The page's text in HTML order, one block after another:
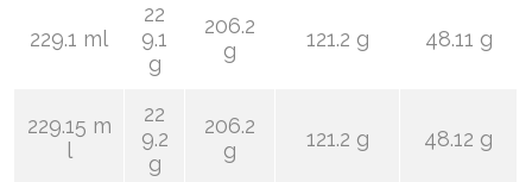
229.1 ml
22
9.1
g
206.2
g
121.2 g 48.11 g
229.15 m
l
22
9.2
g
206.2
g
121.2 g 48.12 g